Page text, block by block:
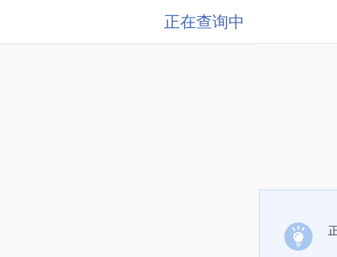
正在查询中